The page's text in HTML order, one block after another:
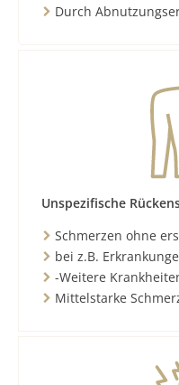
Durch
Unspezifische
Schmerzen ohne
bei z.B.
-Weitere
Mittelstarke